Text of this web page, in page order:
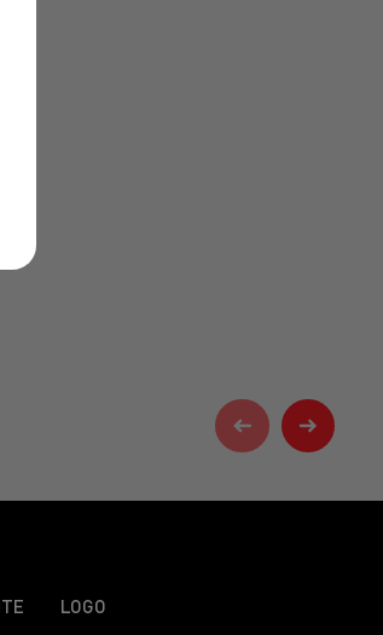
LOGO